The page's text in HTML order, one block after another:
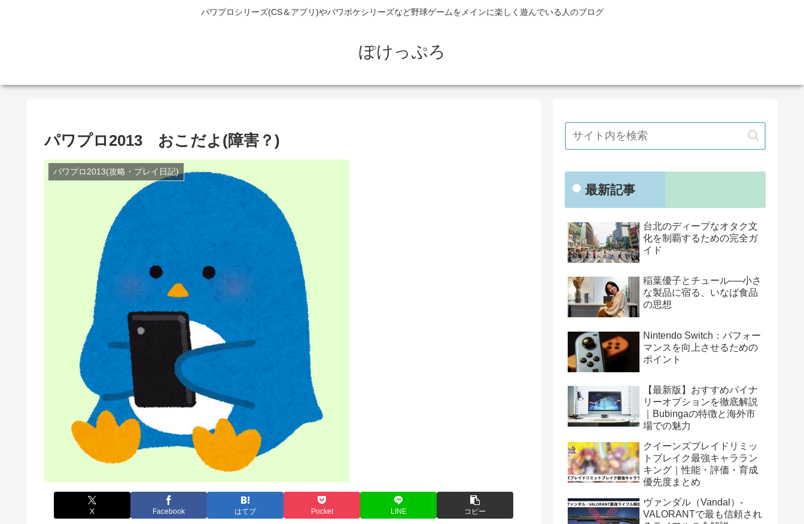
パワプロシリーズ(CS＆アプリ)やパワポケシリーズなど野球ゲームをメインに楽しく遊んでいる人のブログ
ぽけっぷろ
パワプロ2013 おこだよ(障害？)
パワプロ2013(攻略・プレイ日記)
X Facebook はてブ Pocket LINE コピー
最新記事
台北のディープなオタク文
化を制覇するための完全ガ
イド
稲葉優子とチュール──小さ
な製品に宿る、いなば食品
の思想
Nintendo Switch：パフォー
マンスを向上させるための
ポイント
【最新版】おすすめバイナ
リーオプションを徹底解説
｜Bubingaの特徴と海外市
場での魅力
クイーンズブレイドリミッ
トブレイク最強キャララン
キング｜性能・評価・育成
優先度まとめ
ヴァンダル（Vandal）-
VALORANTで最も信頼され